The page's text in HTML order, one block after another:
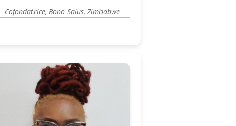
Cofondatrice, Bono Salus, Zimbabwe